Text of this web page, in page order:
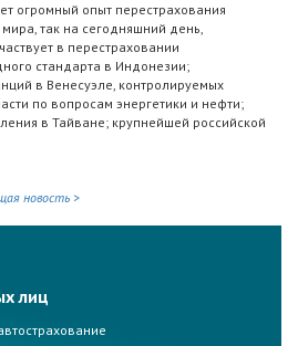
огромный опыт перестрахования
так на сегодняшний день,
в перестраховании
стандарта в Индонезии;
в Венесуэле, контролируемых
по вопросам энергетики и нефти;
в Тайване; крупнейшей российской
новость >
лиц